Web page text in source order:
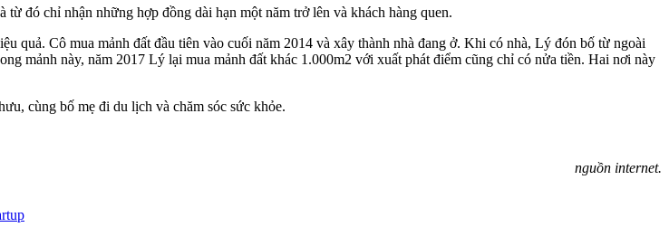
đó chỉ nhận những hợp đồng dài hạn một năm trở lên và khách hàng quen.
quả. Cô mua mảnh đất đầu tiên vào cuối năm 2014 và xây thành nhà đang ở. Khi có nhà, Lý đón bố từ ngoài
mảnh này, năm 2017 Lý lại mua mảnh đất khác 1.000m2 với xuất phát điểm cũng chỉ có nửa tiền. Hai nơi này
cùng bố mẹ đi du lịch và chăm sóc sức khỏe.
nguồn internet.